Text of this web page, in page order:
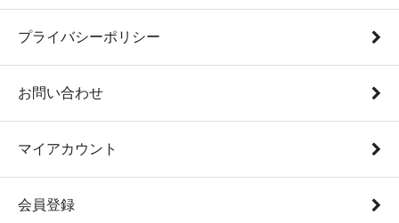
プライバシーポリシー
お問い合わせ
マイアカウント
会員登録